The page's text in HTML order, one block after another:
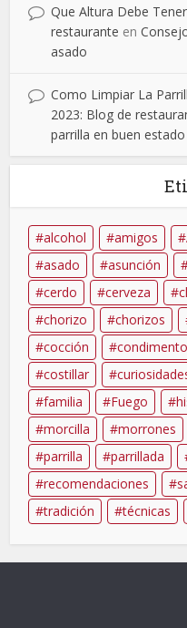
Que Altura Debe
restaurante en
asado
Como Limpiar La
2023: Blog de
parrilla en buen estado
alcohol amigos
asado
asunción
cerdo
cerveza
chorizo
chorizos
cocción
costillar
familia
Fuego
morcilla
morrones
parrilla
parrillada
recomendaciones
tradición
técnicas